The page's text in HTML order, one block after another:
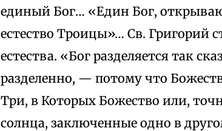
единый Бог… «Един Бог,
естество Троицы»… Св. Григорий
естества. «Бог разделяется так
разделенно, — потому что
Три, в Которых Божество или,
солнца, заключенные одно в